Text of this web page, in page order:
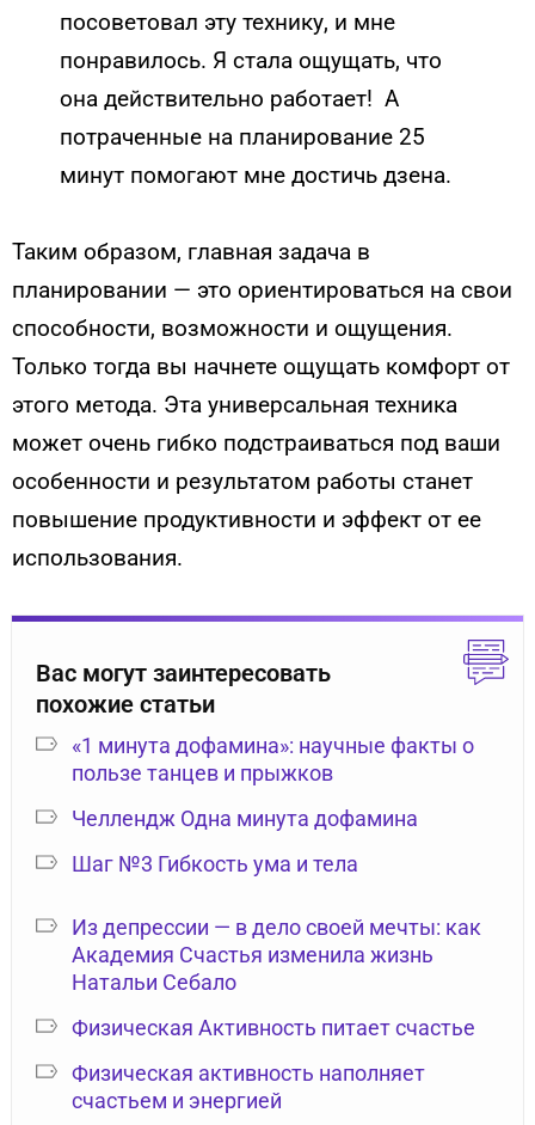
посоветовал эту технику, и мне
понравилось. Я стала ощущать, что
она действительно работает! А
потраченные на планирование 25
минут помогают мне достичь дзена.
Таким образом, главная задача в
планировании — это ориентироваться на свои
способности, возможности и ощущения.
Только тогда вы начнете ощущать комфорт от
этого метода. Эта универсальная техника
может очень гибко подстраиваться под ваши
особенности и результатом работы станет
повышение продуктивности и эффект от ее
использования.
Вас могут заинтересовать
похожие статьи
«1 минута дофамина»: научные факты о
пользе танцев и прыжков
Челлендж Одна минута дофамина
Шаг №3 Гибкость ума и тела
Из депрессии — в дело своей мечты: как
Академия Счастья изменила жизнь
Натальи Себало
Физическая Активность питает счастье
Физическая активность наполняет
счастьем и энергией